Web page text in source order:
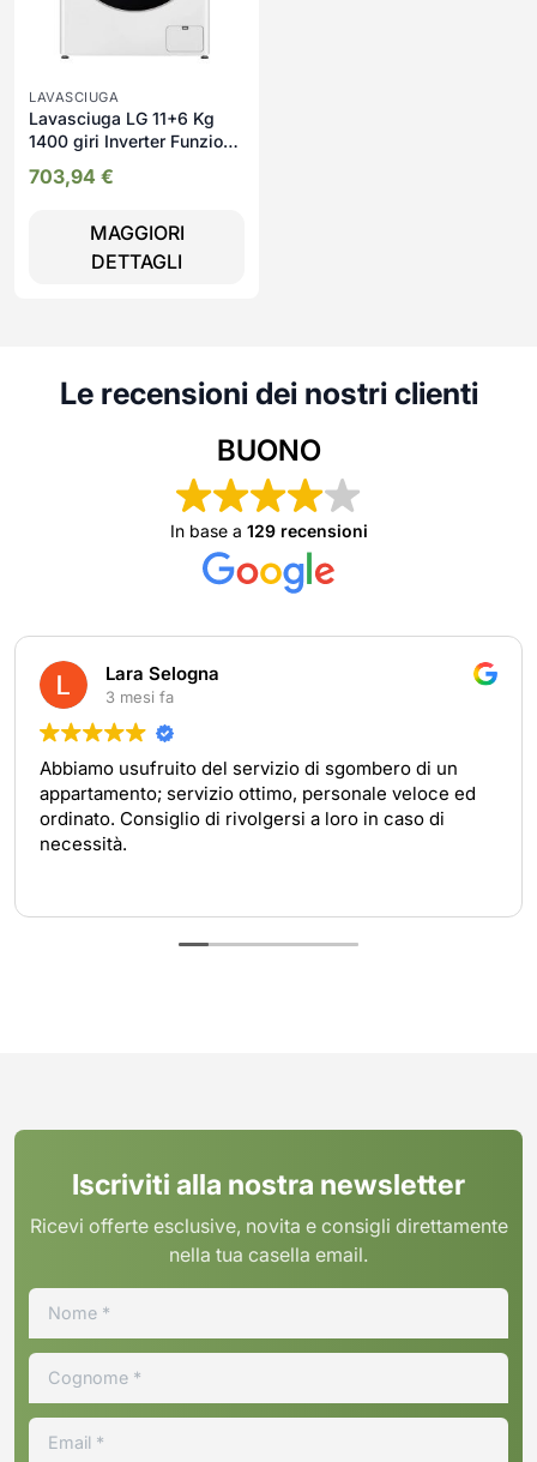
LAVASCIUGA
Lavasciuga LG 11+6 Kg
1400 giri Inverter Funzione
703,94 €
MAGGIORI
DETTAGLI
Le recensioni dei nostri clienti
BUONO
In base a 129 recensioni
Lara Selogna
3 mesi fa
Abbiamo usufruito del servizio di sgombero di un
appartamento; servizio ottimo, personale veloce ed
ordinato. Consiglio di rivolgersi a loro in caso di
necessità.
Iscriviti alla nostra newsletter
Ricevi offerte esclusive, novita e consigli direttamente
nella tua casella email.